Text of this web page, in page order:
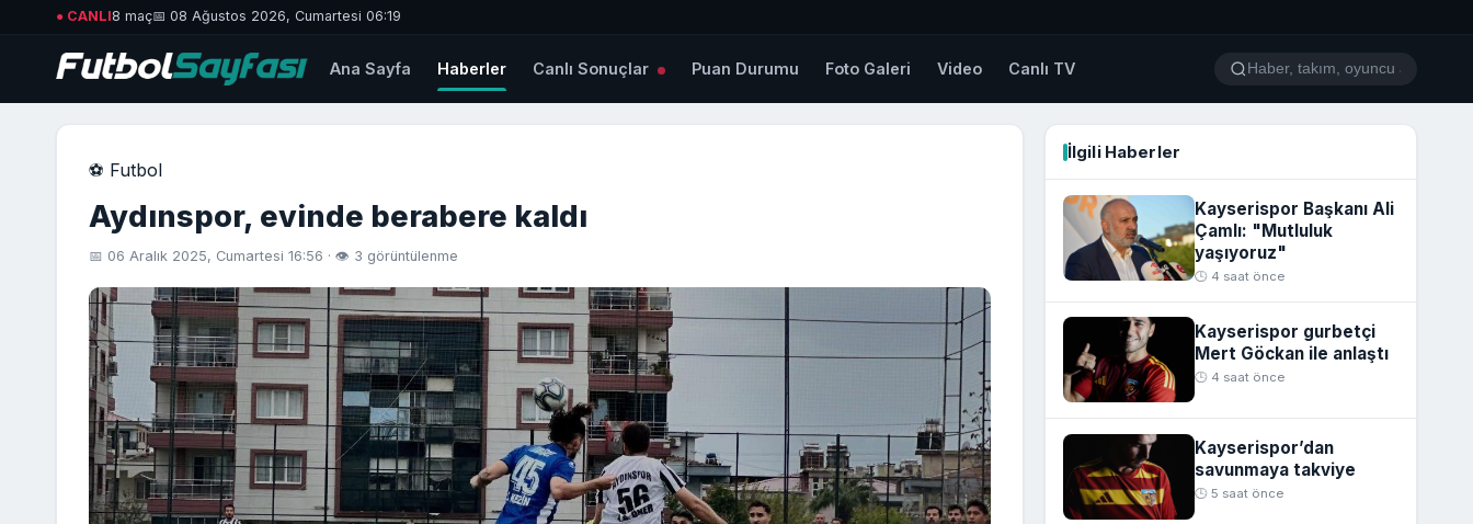
● CANLI8 maç📅 08 Ağustos 2026, Cumartesi 06:19
Ana Sayfa Haberler Canlı Sonuçlar Puan Durumu Foto Galeri Video Canlı TV
⚽ Futbol
Aydınspor, evinde berabere kaldı
📅 06 Aralık 2025, Cumartesi 16:56 · 👁 3 görüntülenme
İlgili Haberler
Kayserispor Başkanı Ali
Çamlı: "Mutluluk
yaşıyoruz"
🕒 4 saat önce
Kayserispor gurbetçi
Mert Göckan ile anlaştı
🕒 4 saat önce
Kayserispor’dan
savunmaya takviye
🕒 5 saat önce